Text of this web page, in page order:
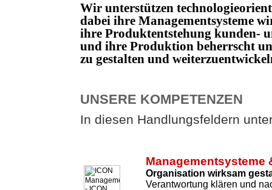
Wir unterstützen
dabei ihre Managementsysteme
ihre Produktentstehung kunden-
und ihre Produktion beherrscht
zu gestalten und
UNSERE KOMPETENZEN
In diesen Handlungsfeldern
Managementsysteme
Organisation wirksam
Verantwortung klären und